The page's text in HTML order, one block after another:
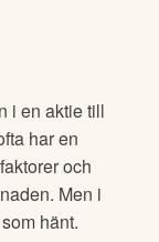
i en aktie till
har en
och
Men i
hänt.